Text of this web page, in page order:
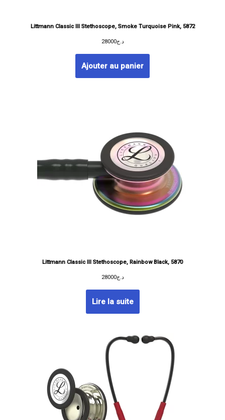
Littmann Classic III Stethoscope, Smoke Turquoise Pink, 5872
د.ج28000
Ajouter au panier
Littmann Classic III Stethoscope, Rainbow Black, 5870
د.ج28000
Lire la suite